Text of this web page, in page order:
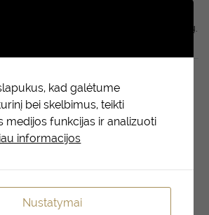
žvilgesio. Sudėtyje yra alavijo, kuris
ir kondicionuojamųjų savybių.
kad galėtume
bei skelbimus, teikti
medijos funkcijas ir analizuoti
informacijos
Nustatymai